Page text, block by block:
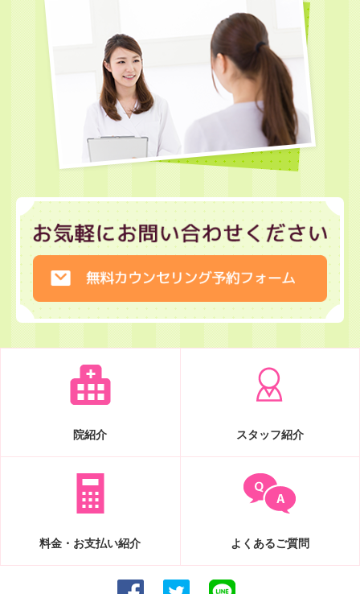
院紹介 スタッフ紹介
料金・お支払い紹介 よくあるご質問